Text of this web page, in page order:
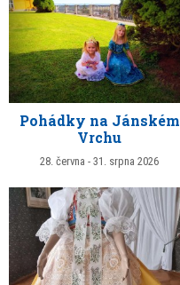
Pohádky na Jánském
Vrchu
28. června - 31. srpna 2026